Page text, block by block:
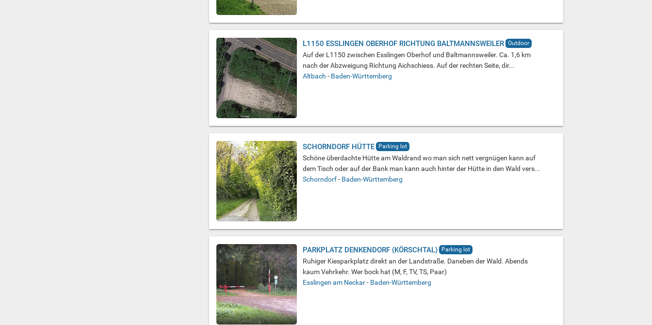
L1150 ESSLINGEN OBERHOF RICHTUNG BALTMANNSWEILER Outdoor
Auf der L1150 zwischen Esslingen Oberhof und Baltmannsweiler. Ca. 1,6 km
nach der Abzweigung Richtung Aichschiess. Auf der rechten Seite, dir...
Altbach - Baden-Württemberg
SCHORNDORF HÜTTE Parking lot
Schöne überdachte Hütte am Waldrand wo man sich nett vergnügen kann auf
dem Tisch oder auf der Bank man kann auch hinter der Hütte in den Wald vers...
Schorndorf- Baden-Württemberg
PARKPLATZ DENKENDORF (KÖRSCHTAL) Parking lot
Ruhiger Kiesparkplatz direkt an der Landstraße. Daneben der Wald. Abends
kaum Vehrkehr. Wer bock hat (M, F, TV, TS, Paar)
Esslingen am Neckar- Baden-Württemberg